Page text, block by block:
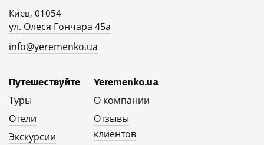
Киев, 01054
ул. Олеся Гончара 45а
info@yeremenko.ua
Путешествуйте
Туры
Отели
Экскурсии
Yeremenko.ua
О компании
Отзывы
клиентов